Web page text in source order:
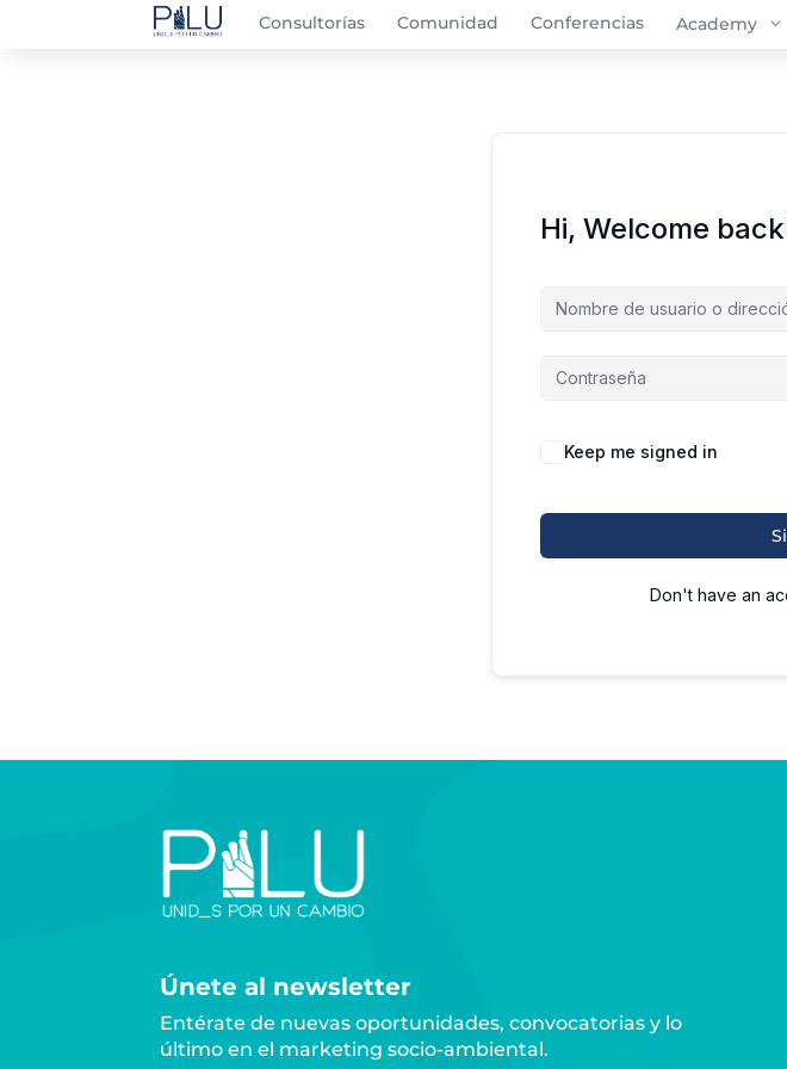
Consultorías Comunidad Conferencias Academy 3
Hi, Welcome
Alternative:
Keep me signed in
Don't have an
Únete al newsletter
Entérate de nuevas oportunidades, convocatorias y lo
último en el marketing socio-ambiental.